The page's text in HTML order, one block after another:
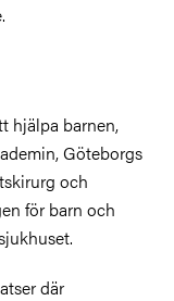
hjälpa barnen,
Göteborgs
och
för barn och
där